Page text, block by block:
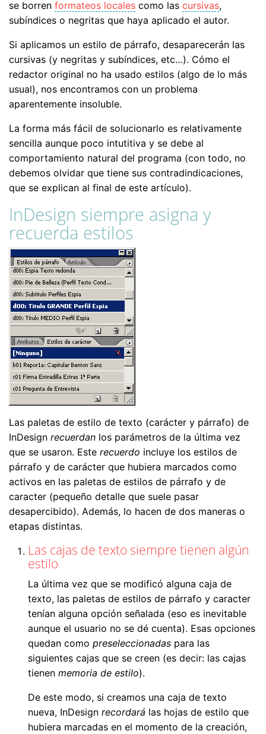
se borren formateos locales como las cursivas,
subíndices o negritas que haya aplicado el autor.
Si aplicamos un estilo de párrafo, desaparecerán las
cursivas (y negritas y subíndices, etc…). Cómo el
redactor original no ha usado estilos (algo de lo más
usual), nos encontramos con un problema
aparentemente insoluble.
La forma más fácil de solucionarlo es relativamente
sencilla aunque poco intutitiva y se debe al
comportamiento natural del programa (con todo, no
debemos olvidar que tiene sus contradindicaciones,
que se explican al final de este artículo).
InDesign siempre asigna y
recuerda estilos
Las paletas de estilo de texto (carácter y párrafo) de
InDesign recuerdan los parámetros de la última vez
que se usaron. Este recuerdo incluye los estilos de
párrafo y de carácter que hubiera marcados como
activos en las paletas de estilos de párrafo y de
caracter (pequeño detalle que suele pasar
desapercibido). Además, lo hacen de dos maneras o
etapas distintas.
Las cajas de texto siempre tienen algún
estilo
La última vez que se modificó alguna caja de
texto, las paletas de estilos de párrafo y caracter
tenían alguna opción señalada (eso es inevitable
aunque el usuario no se dé cuenta). Esas opciones
quedan como preseleccionadas para las
siguientes cajas que se creen (es decir: las cajas
tienen memoria de estilo).
De este modo, si creamos una caja de texto
nueva, InDesign recordará las hojas de estilo que
hubiera marcadas en el momento de la creación,